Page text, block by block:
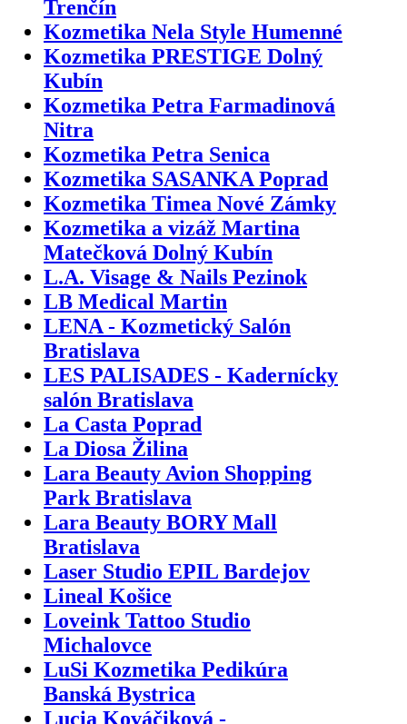
Trenčín
Kozmetika Nela Style Humenné
Kozmetika PRESTIGE Dolný
Kubín
Kozmetika Petra Farmadinová
Nitra
Kozmetika Petra Senica
Kozmetika SASANKA Poprad
Kozmetika Timea Nové Zámky
Kozmetika a vizáž Martina
Matečková Dolný Kubín
L.A. Visage & Nails Pezinok
LB Medical Martin
LENA - Kozmetický Salón
Bratislava
LES PALISADES - Kadernícky
salón Bratislava
La Casta Poprad
La Diosa Žilina
Lara Beauty Avion Shopping
Park Bratislava
Lara Beauty BORY Mall
Bratislava
Laser Studio EPIL Bardejov
Lineal Košice
Loveink Tattoo Studio
Michalovce
LuSi Kozmetika Pedikúra
Banská Bystrica
Lucia Kováčiková -